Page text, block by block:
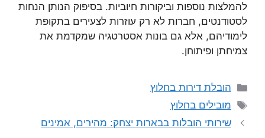
להמלצות נוספות וביקורות חיוביות. בסיפוק הנותן הנחות
לסטודנטים, חברות לא רק עוזרות לצעירים בתקופת
לימודיהם, אלא גם בונות אסטרטגיה שמקדמת את
צמיחתן ופיתוחן.
קטגוריות
הובלת דירות בחלוץ
תגיות
מובילים בחלוץ
שירותי הובלות בבארות יצחק: מהירים, אמינים